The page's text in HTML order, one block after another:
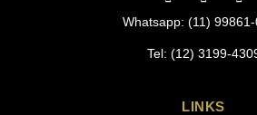
Whatsapp: (11)
Tel: (12) 3199-
LINKS